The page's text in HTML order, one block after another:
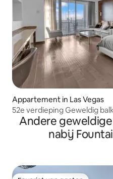
Appartement in Las Vegas
52e verdieping Geweldig
Andere
nabij